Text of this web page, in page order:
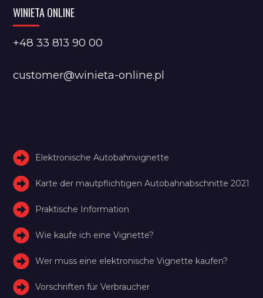
WINIETA ONLINE
+48 33 813 90 00
customer@winieta-online.pl
Elektronische Autobahnvignette
Karte der mautpflichtigen Autobahnabschnitte 2021
Praktische Information
Wie kaufe ich eine Vignette?
Wer muss eine elektronische Vignette kaufen?
Vorschriften für Verbraucher